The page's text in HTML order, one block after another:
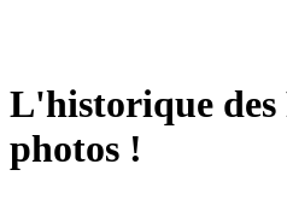
L'historique des
photos !